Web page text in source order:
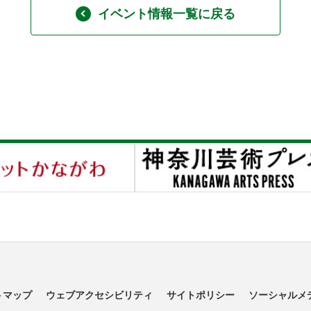
イベント情報一覧に戻る
マップ ウェブアクセシビリティ サイトポリシー ソーシャルメ